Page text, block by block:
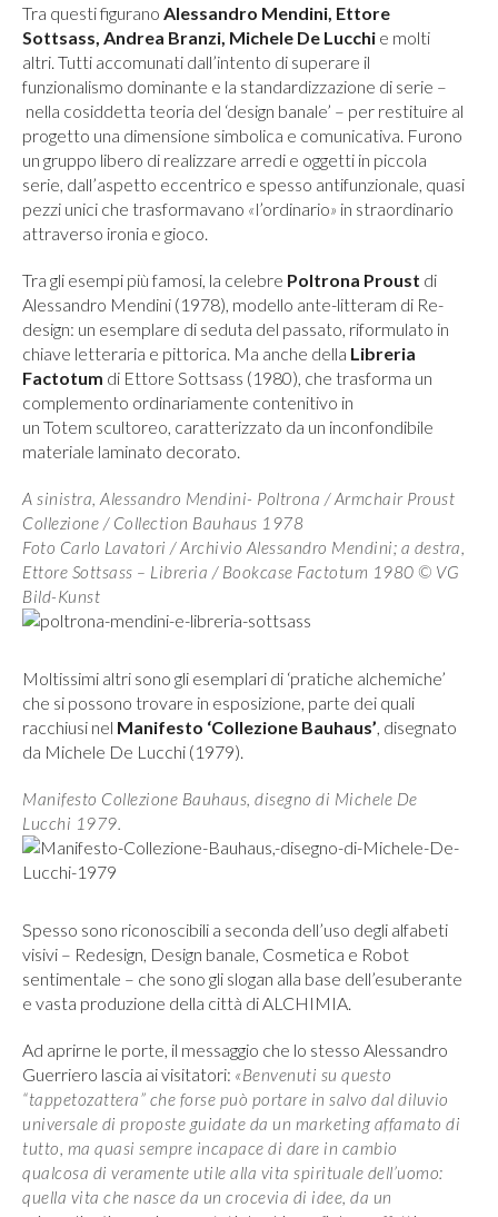
Tra questi figurano Alessandro Mendini, Ettore
Sottsass, Andrea Branzi, Michele De Lucchi e molti
altri. Tutti accomunati dall’intento di superare il
funzionalismo dominante e la standardizzazione di serie –
nella cosiddetta teoria del ‘design banale’ – per restituire al
progetto una dimensione simbolica e comunicativa. Furono
un gruppo libero di realizzare arredi e oggetti in piccola
serie, dall’aspetto eccentrico e spesso antifunzionale, quasi
pezzi unici che trasformavano «l’ordinario» in straordinario
attraverso ironia e gioco.
Tra gli esempi più famosi, la celebre Poltrona Proust di
Alessandro Mendini (1978), modello ante-litteram di Re-
design: un esemplare di seduta del passato, riformulato in
chiave letteraria e pittorica. Ma anche della Libreria
Factotum di Ettore Sottsass (1980), che trasforma un
complemento ordinariamente contenitivo in
un Totem scultoreo, caratterizzato da un inconfondibile
materiale laminato decorato.
A sinistra, Alessandro Mendini- Poltrona / Armchair Proust
Collezione / Collection Bauhaus 1978
Foto Carlo Lavatori / Archivio Alessandro Mendini; a destra,
Ettore Sottsass – Libreria / Bookcase Factotum 1980 © VG
Bild-Kunst
Moltissimi altri sono gli esemplari di ‘pratiche alchemiche’
che si possono trovare in esposizione, parte dei quali
racchiusi nel Manifesto ‘Collezione Bauhaus’, disegnato
da Michele De Lucchi (1979).
Manifesto Collezione Bauhaus, disegno di Michele De
Lucchi 1979.
Spesso sono riconoscibili a seconda dell’uso degli alfabeti
visivi – Redesign, Design banale, Cosmetica e Robot
sentimentale – che sono gli slogan alla base dell’esuberante
e vasta produzione della città di ALCHIMIA.
Ad aprirne le porte, il messaggio che lo stesso Alessandro
Guerriero lascia ai visitatori: «Benvenuti su questo
“tappetozattera” che forse può portare in salvo dal diluvio
universale di proposte guidate da un marketing affamato di
tutto, ma quasi sempre incapace di dare in cambio
qualcosa di veramente utile alla vita spirituale dell’uomo:
quella vita che nasce da un crocevia di idee, da un